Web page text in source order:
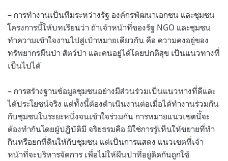
– การทำงานเป็นทีมระหว่างรัฐ องค์กรพัฒนาเอกชน และชุมชน
โครงการนี้ให้บทเรียนว่า ถ้าเจ้าหน้าที่ของรัฐ NGO และชุมชน
ทำความเข้าใจงานไปสู่เป้าหมายเดียวกัน คือ ความคงอยู่ของ
ทรัพยากรผืนป่า สัตว์ป่า และคนอยู่ได้โดยปกติสุข เป็นแนวทางที่
เป็นไปได้
– การสร้างฐานข้อมูลชุมชนอย่างมีส่วนร่วมเป็นแนวทางที่ดีและ
ได้ประโยชน์จริง แต่ทั้งนี้ต้องดำเนินงานต่อเมื่อได้ทำงานร่วมกัน
กับชุมชนในระยะหนึ่งจนเข้าใจร่วมกัน การหมายแนวเขตนี้จะ
ต้องทำกันโดยผู้ปฏิบัติมี จริยธรมคือ มิใช่การรู้เห็นให้ขยายที่ทำ
กินหรือยกที่ดินให้กับชุมชน แต่เป็นการแสดง แนวเขตที่เจ้า
หน้าที่จะบริหารจัดการ เพื่อไม่ให้ผืนป่าที่อยู่ติดกันถูกใช้